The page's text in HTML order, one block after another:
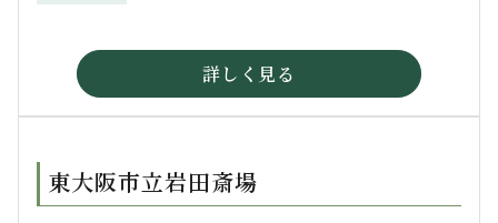
詳しく見る
東大阪市立岩田斎場